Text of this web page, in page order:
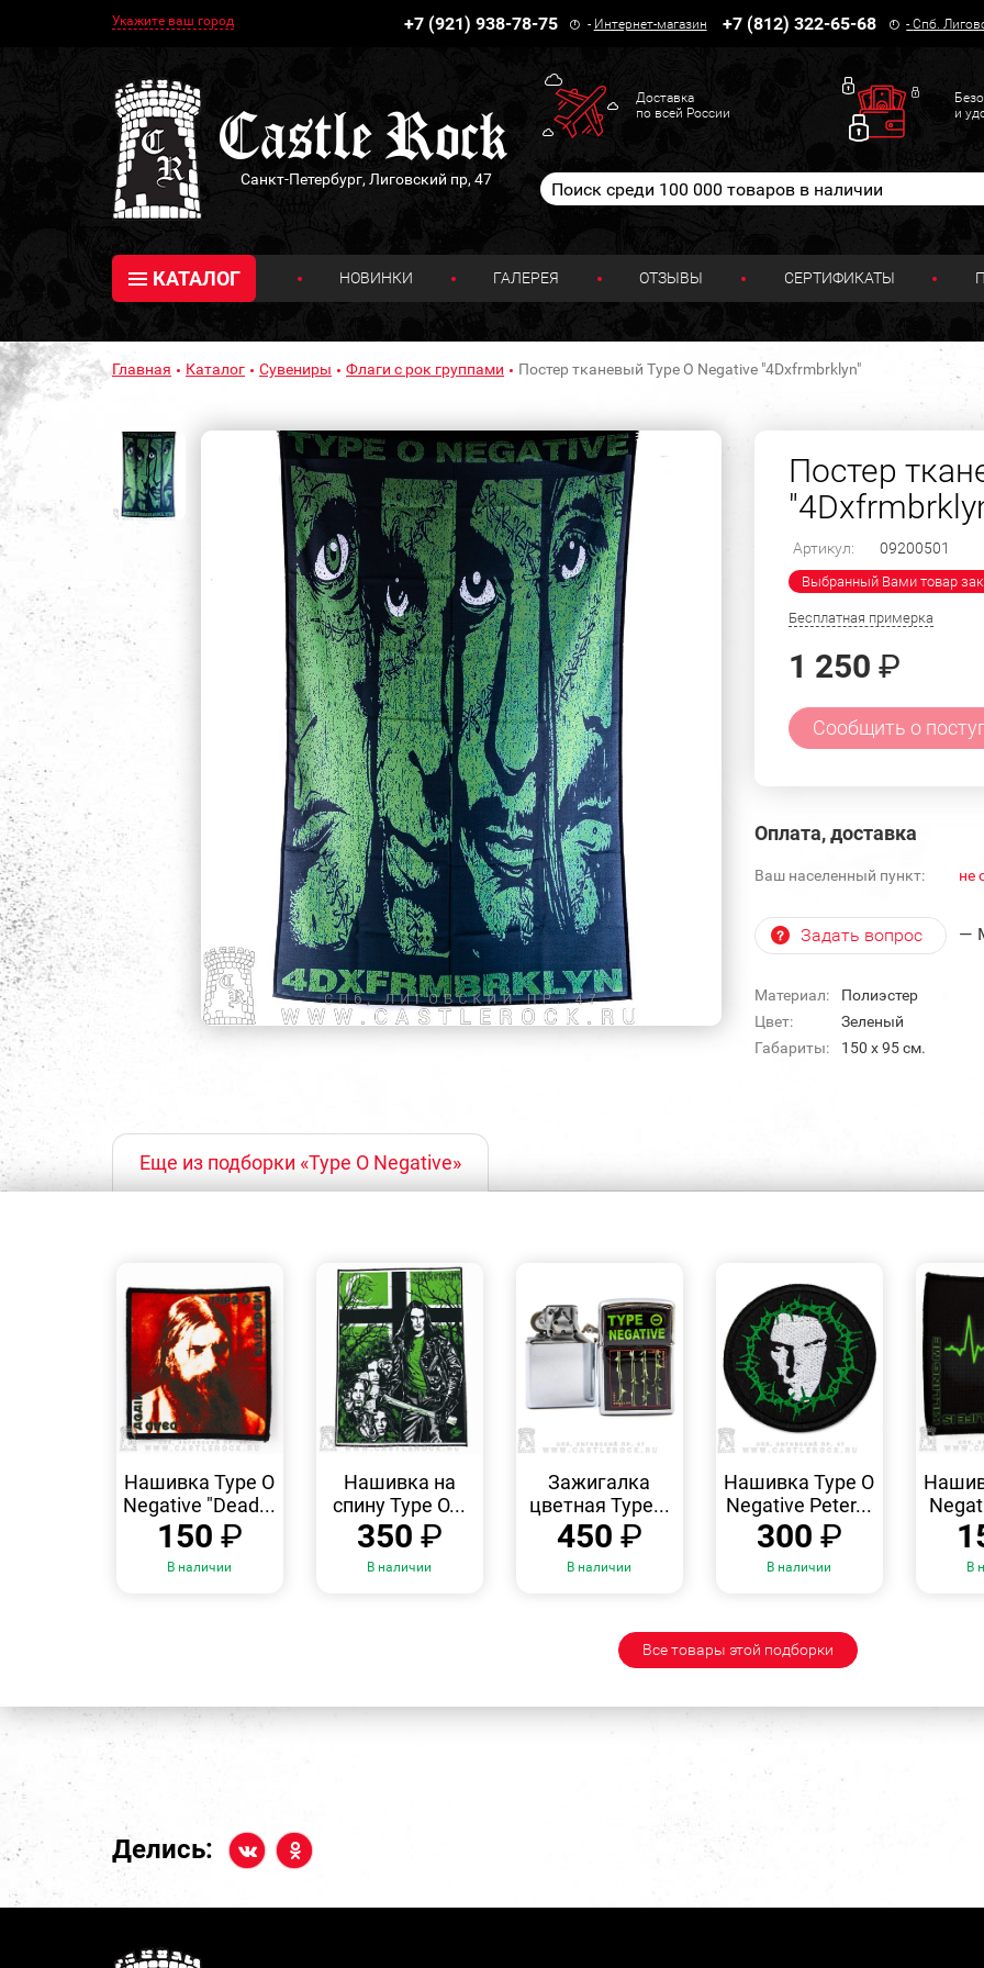
Укажите ваш город +7 (921) 938-78-75 - Интернет-магазин +7 (812) 322-65-68 -Спб.
Санкт-Петербург, Лиговский пр, 47
Доставка
по всей России
и
КАТАЛОГ НОВИНКИ ГАЛЕРЕЯ ОТЗЫВЫ СЕРТИФИКАТЫ
Главная Каталог Сувениры Флаги с рок группами Постер тканевый Type O Negative "4Dxfrmbrklyn"
Постер
Артикул: 09200501
Выбранный Вами товар
Бесплатная примерка
1 250 ₽
Сообщить о
Оплата, доставка
Ваш населенный пункт: не
Задать вопрос —
Материал:
Полиэстер
Цвет:
Зеленый
Габариты:
150 x 95 см.
Еще из подборки «Type O Negative»
ПРОСМОТР
Нашивка Type O
Negative "Dead...
150 ₽
В наличии
Нашивка на
спину Type O...
350 ₽
В наличии
Зажигалка
цветная Type...
450 ₽
В наличии
ПРОСМОТР
Нашивка Type O
Negative Peter...
300 ₽
В наличии В
Все товары этой подборки
Делись: